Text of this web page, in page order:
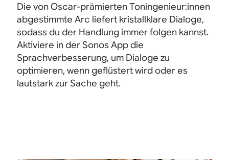
Die von Oscar-prämierten Toningenieur:innen
abgestimmte Arc liefert kristallklare Dialoge,
sodass du der Handlung immer folgen kannst.
Aktiviere in der Sonos App die
Sprachverbesserung, um Dialoge zu
optimieren, wenn geflüstert wird oder es
lautstark zur Sache geht.